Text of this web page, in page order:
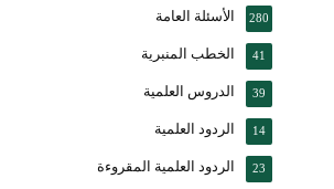
الأسئلة العامة 280
الخطب المنبرية 41
الدروس العلمية 39
الردود العلمية 14
الردود العلمية المقروءة 23